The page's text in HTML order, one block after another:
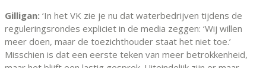
Gilligan: ‘In het VK zie je nu dat waterbedrijven tijdens de
reguleringsrondes expliciet in de media zeggen: ‘Wij willen
meer doen, maar de toezichthouder staat het niet toe.’
Misschien is dat een eerste teken van meer betrokkenheid,